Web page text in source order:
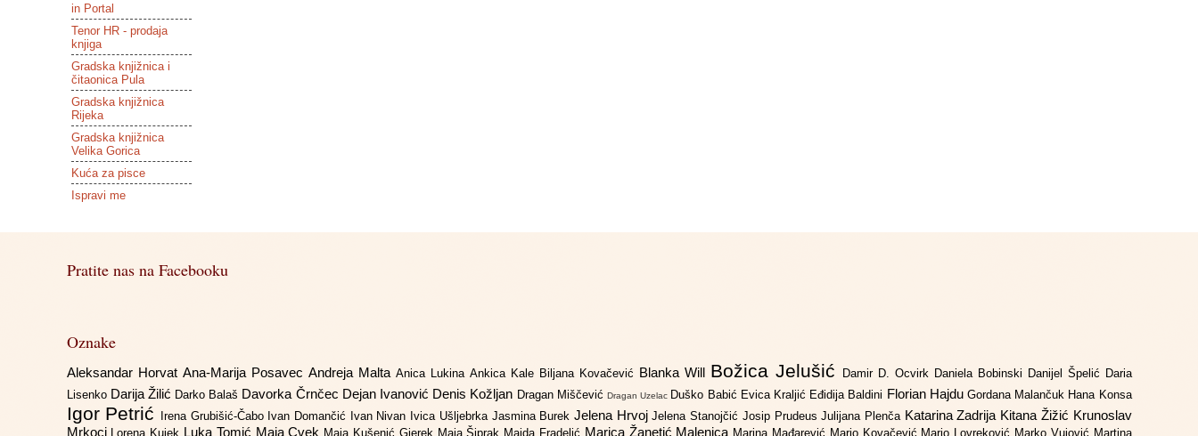
in Portal
Tenor HR - prodaja
knjiga
Gradska knjižnica i
čitaonica Pula
Gradska knjižnica
Rijeka
Gradska knjižnica
Velika Gorica
Kuća za pisce
Ispravi me
Pratite nas na Facebooku
Oznake
Aleksandar Horvat Ana-Marija Posavec Andreja Malta Anica Lukina Ankica Kale Biljana Kovačević Blanka Will Božica Jelušić Damir D. Ocvirk Daniela Bobinski Danijel Špelić Daria
Lisenko Darija Žilić Darko Balaš Davorka Črnčec Dejan Ivanović Denis Kožljan Dragan MiščevićDragan Uzelac Duško Babić Evica Kraljić Eđidija Baldini Florian Hajdu Gordana Malančuk Hana Konsa
Igor Petrić Irena Grubišić-Čabo Ivan Domančić Ivan Nivan Ivica Ušljebrka Jasmina BurekJelena HrvojJelena Stanojčić Josip PrudeusJulijana Plenča Katarina Zadrija Kitana Žižić Krunoslav
Mrkoci
Lorena Kujek Luka Tomić Maja Cvek Maja Kušenić Gjerek Maja Šiprak Majda Fradelić Marica Žanetić Malenica Marina Mađarević Mario Kovačević Mario Lovreković Marko Vujović Martina